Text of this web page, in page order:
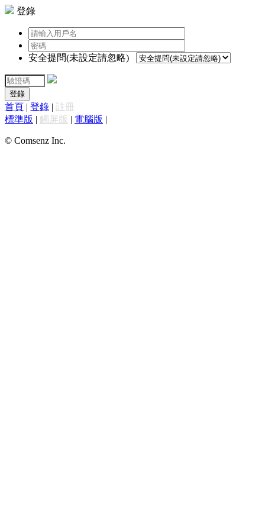
登錄
安全提問(未設定請忽略)
登錄
首頁 | 登錄 | 註冊
標準版 | 觸屏版 | 電腦版 |
© Comsenz Inc.